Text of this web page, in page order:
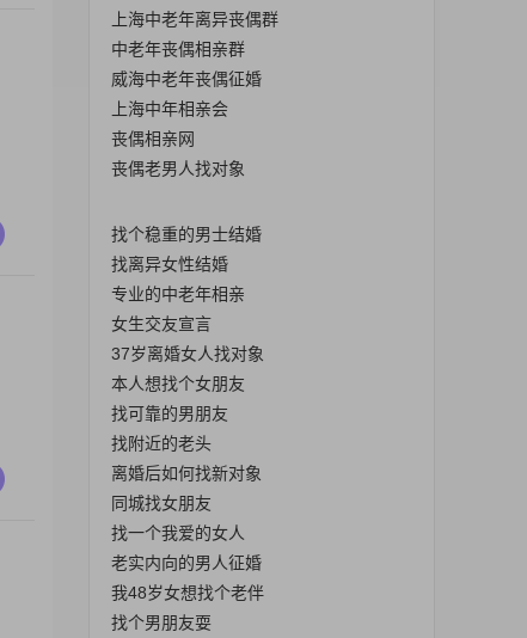
上海中老年离异丧偶群
中老年丧偶相亲群
威海中老年丧偶征婚
上海中年相亲会
丧偶相亲网
丧偶老男人找对象
找个稳重的男士结婚
找离异女性结婚
专业的中老年相亲
女生交友宣言
37岁离婚女人找对象
本人想找个女朋友
找可靠的男朋友
找附近的老头
离婚后如何找新对象
同城找女朋友
找一个我爱的女人
老实内向的男人征婚
我48岁女想找个老伴
找个男朋友耍